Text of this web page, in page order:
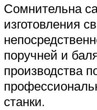
Сомнительна
изготовления
поручней и
производства
станки.